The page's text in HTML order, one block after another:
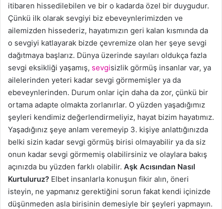
itibaren hissedilebilen ve bir o kadarda özel bir duygudur.
Çünkü ilk olarak sevgiyi biz ebeveynlerimizden ve
ailemizden hissederiz, hayatımızın geri kalan kısmında da
o sevgiyi katlayarak bizde çevremize olan her şeye sevgi
dağıtmaya başlarız. Dünya üzerinde sayıları oldukça fazla
sevgi eksikliği yaşamış, sevgisizlik görmüş insanlar var, ya
ailelerinden yeteri kadar sevgi görmemişler ya da
ebeveynlerinden. Durum onlar için daha da zor, çünkü bir
ortama adapte olmakta zorlanırlar. O yüzden yaşadığımız
şeyleri kendimiz değerlendirmeliyiz, hayat bizim hayatımız.
Yaşadığınız şeye anlam veremeyip 3. kişiye anlattığınızda
belki sizin kadar sevgi görmüş birisi olmayabilir ya da siz
onun kadar sevgi görmemiş olabilirsiniz ve olaylara bakış
açınızda bu yüzden farklı olabilir. Aşk Acısından Nasıl
Kurtuluruz? Elbet insanlarla konuşun fikir alın, öneri
isteyin, ne yapmanız gerektiğini sorun fakat kendi içinizde
düşünmeden asla birisinin demesiyle bir şeyleri yapmayın.